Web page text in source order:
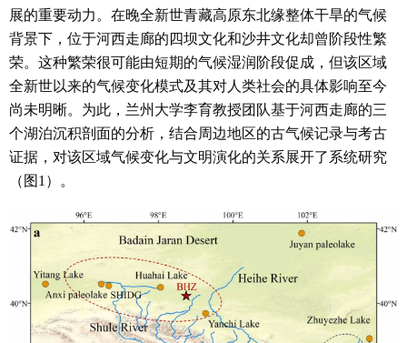
展的重要动力。在晚全新世青藏高原东北缘整体干旱的气候
背景下，位于河西走廊的四坝文化和沙井文化却曾阶段性繁
荣。这种繁荣很可能由短期的气候湿润阶段促成，但该区域
全新世以来的气候变化模式及其对人类社会的具体影响至今
尚未明晰。为此，兰州大学李育教授团队基于河西走廊的三
个湖泊沉积剖面的分析，结合周边地区的古气候记录与考古
证据，对该区域气候变化与文明演化的关系展开了系统研究
（图1）。